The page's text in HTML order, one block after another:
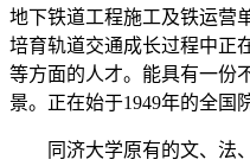
地下铁道工程施工及铁运营
培育轨道交通成长过程中正
等方面的人才。能具有一份
景。正在始于1949年的全国
同济大学原有的文、法、